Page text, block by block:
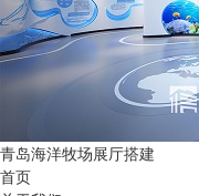
青岛海洋牧场展厅搭建
首页